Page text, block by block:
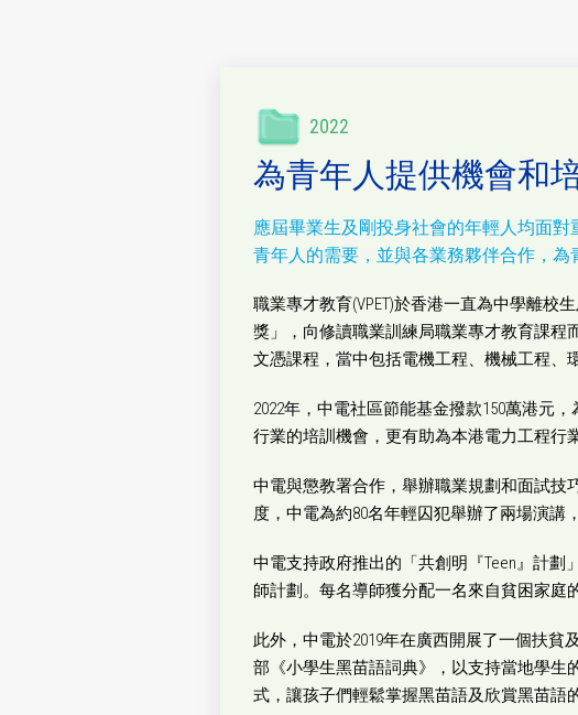
2022
為青年人提供機會和
應屆畢業生及剛投身社會的年輕人均面
青年人的需要，並與各業務夥伴合作，為
職業專才教育(VPET)於香港一直為中學離校
獎」，向修讀職業訓練局職業專才教育課程
文憑課程，當中包括電機工程、機械工程、
2022年，中電社區節能基金撥款150萬港元
行業的培訓機會，更有助為本港電力工程行
中電與懲教署合作，舉辦職業規劃和面試技
度，中電為約80名年輕囚犯舉辦了兩場演講
中電支持政府推出的「共創明『Teen』計
師計劃。每名導師獲分配一名來自貧困家庭
此外，中電於2019年在廣西開展了一個扶
部《小學生黑苗語詞典》，以支持當地學生
式，讓孩子們輕鬆掌握黑苗語及欣賞黑苗語